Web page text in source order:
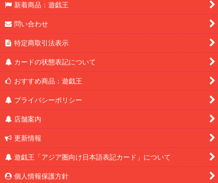
新着商品：遊戯王
問い合わせ
特定商取引法表示
カードの状態表記について
おすすめ商品：遊戯王
プライバシーポリシー
店舗案内
更新情報
遊戯王「アジア圏向け日本語表記カード」について
個人情報保護方針